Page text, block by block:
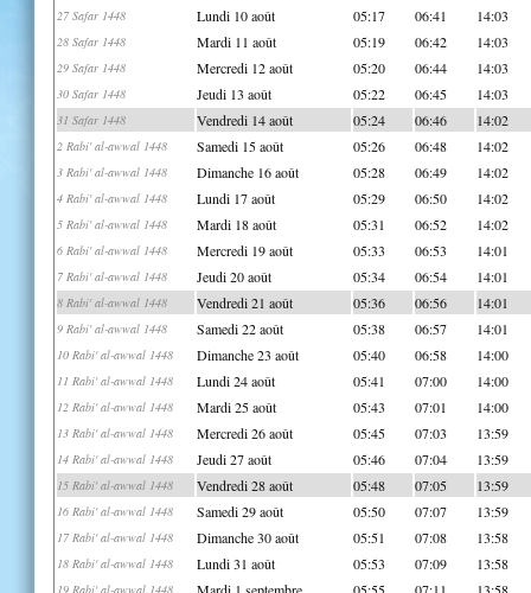
27 Safar 1448 Lundi 10 août 05:17 06:41 14:03
28 Safar 1448 Mardi 11 août 05:19 06:42 14:03
29 Safar 1448 Mercredi 12 août 05:20 06:44 14:03
30 Safar 1448 Jeudi 13 août 05:22 06:45 14:03
31 Safar 1448 Vendredi 14 août 05:24 06:46 14:02
2 Rabi' al-awwal 1448 Samedi 15 août 05:26 06:48 14:02
3 Rabi' al-awwal 1448 Dimanche 16 août 05:28 06:49 14:02
4 Rabi' al-awwal 1448 Lundi 17 août 05:29 06:50 14:02
5 Rabi' al-awwal 1448 Mardi 18 août 05:31 06:52 14:02
6 Rabi' al-awwal 1448 Mercredi 19 août 05:33 06:53 14:01
7 Rabi' al-awwal 1448 Jeudi 20 août 05:34 06:54 14:01
8 Rabi' al-awwal 1448 Vendredi 21 août 05:36 06:56 14:01
9 Rabi' al-awwal 1448 Samedi 22 août 05:38 06:57 14:01
10 Rabi' al-awwal 1448 Dimanche 23 août 05:40 06:58 14:00
11 Rabi' al-awwal 1448 Lundi 24 août 05:41 07:00 14:00
12 Rabi' al-awwal 1448 Mardi 25 août 05:43 07:01 14:00
13 Rabi' al-awwal 1448 Mercredi 26 août 05:45 07:03 13:59
14 Rabi' al-awwal 1448 Jeudi 27 août 05:46 07:04 13:59
15 Rabi' al-awwal 1448 Vendredi 28 août 05:48 07:05 13:59
16 Rabi' al-awwal 1448 Samedi 29 août 05:50 07:07 13:59
17 Rabi' al-awwal 1448 Dimanche 30 août 05:51 07:08 13:58
18 Rabi' al-awwal 1448 Lundi 31 août 05:53 07:09 13:58
19 Rabi' al-awwal 1448